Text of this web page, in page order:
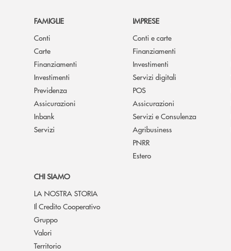
FAMIGLIE
Conti
Carte
Finanziamenti
Investimenti
Previdenza
Assicurazioni
Inbank
Servizi
IMPRESE
Conti e carte
Finanziamenti
Investimenti
Servizi digitali
POS
Assicurazioni
Servizi e Consulenza
Agribusiness
PNRR
Estero
CHI SIAMO
LA NOSTRA STORIA
Il Credito Cooperativo
Gruppo
Valori
Territorio